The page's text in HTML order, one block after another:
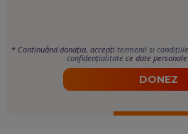
* Continuând donația, accepți termenii si condițiile
confidențialitate ce date
DONEZ